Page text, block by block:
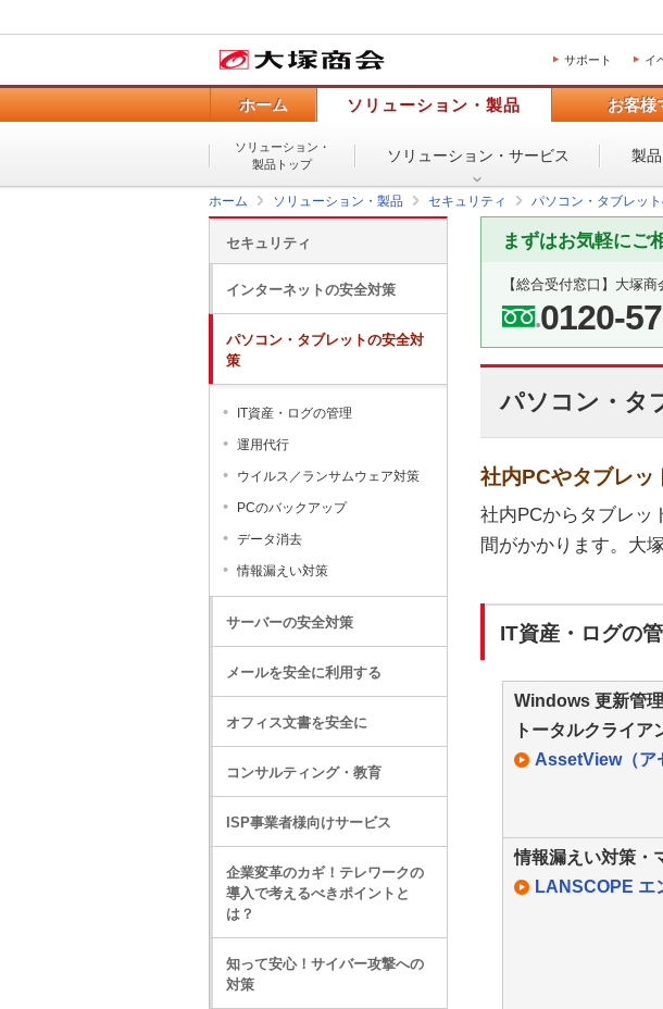
サポート イ
ホーム ソリューション・製品 お客様
ソリューション・
製品トップ
ソリューション・ サービス 製
ホーム ソリューション・製品 セキュリティ パソコン・タブレッ
まずはお気軽にご
【総合受付窓口】 大塚商
0120-
パソコン・タ
社内PCやタブレッ
社内PCからタブレッ
間がかかります。大
IT資産・ログの
Windows 更新管
トータルクライ
AssetView（ア
情報漏えい対策・
LANSCOPE エ
セキュリティ
インターネットの安全対策
パソコン・タブレットの安全対
策
IT資産・ログの管理
運用代行
ウイルス／ランサムウェア対策
PCのバックアップ
データ消去
情報漏えい対策
サーバーの安全対策
メールを安全に利用する
オフィス文書を安全に
コンサルティング・教育
ISP事業者様向けサービス
企業変革のカギ！テレワークの
導入で考えるべきポイントと
は？
知って安心！サイバー攻撃への
対策